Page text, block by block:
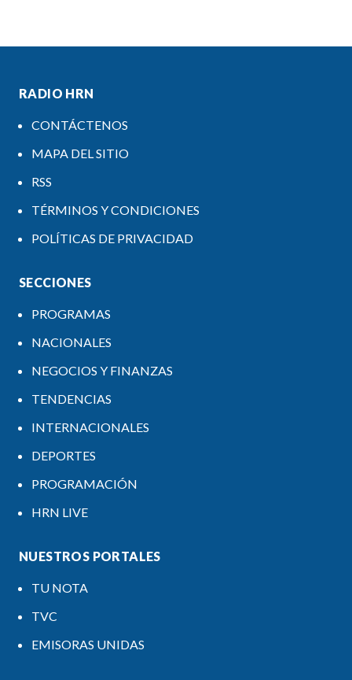
RADIO HRN
CONTÁCTENOS
MAPA DEL SITIO
RSS
TÉRMINOS Y CONDICIONES
POLÍTICAS DE PRIVACIDAD
SECCIONES
PROGRAMAS
NACIONALES
NEGOCIOS Y FINANZAS
TENDENCIAS
INTERNACIONALES
DEPORTES
PROGRAMACIÓN
HRN LIVE
NUESTROS PORTALES
TU NOTA
TVC
EMISORAS UNIDAS